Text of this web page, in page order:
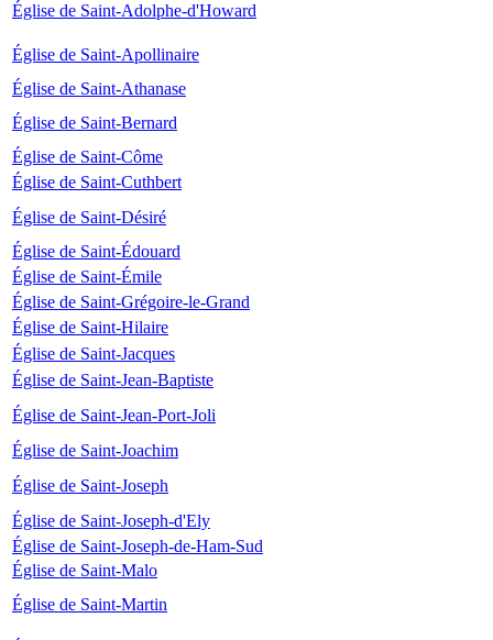
Église de Saint-Adolphe-d'Howard
Église de Saint-Apollinaire
Église de Saint-Athanase
Église de Saint-Bernard
Église de Saint-Côme
Église de Saint-Cuthbert
Église de Saint-Désiré
Église de Saint-Édouard
Église de Saint-Émile
Église de Saint-Grégoire-le-Grand
Église de Saint-Hilaire
Église de Saint-Jacques
Église de Saint-Jean-Baptiste
Église de Saint-Jean-Port-Joli
Église de Saint-Joachim
Église de Saint-Joseph
Église de Saint-Joseph-d'Ely
Église de Saint-Joseph-de-Ham-Sud
Église de Saint-Malo
Église de Saint-Martin